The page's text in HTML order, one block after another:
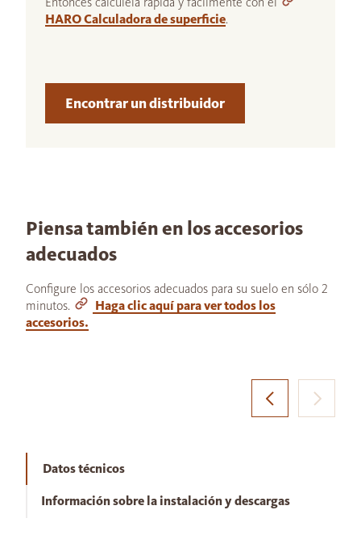
HARO Calculadora de superficie.
Encontrar un distribuidor
Piensa también en los accesorios
adecuados
Configure los accesorios adecuados para su suelo en sólo 2
minutos.
Haga clic aquí para ver todos los
accesorios.
Datos técnicos
Información sobre la instalación y descargas